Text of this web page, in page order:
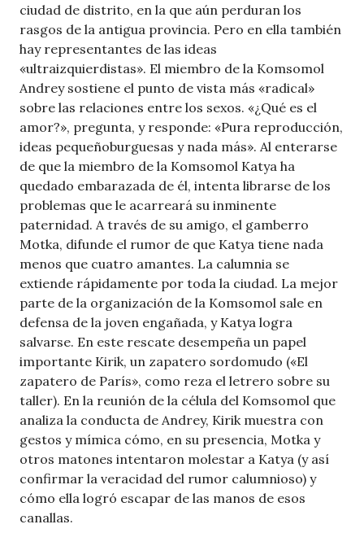
ciudad de distrito, en la que aún perduran los
rasgos de la antigua provincia. Pero en ella también
hay representantes de las ideas
«ultraizquierdistas». El miembro de la Komsomol
Andrey sostiene el punto de vista más «radical»
sobre las relaciones entre los sexos. «¿Qué es el
amor?», pregunta, y responde: «Pura reproducción,
ideas pequeñoburguesas y nada más». Al enterarse
de que la miembro de la Komsomol Katya ha
quedado embarazada de él, intenta librarse de los
problemas que le acarreará su inminente
paternidad. A través de su amigo, el gamberro
Motka, difunde el rumor de que Katya tiene nada
menos que cuatro amantes. La calumnia se
extiende rápidamente por toda la ciudad. La mejor
parte de la organización de la Komsomol sale en
defensa de la joven engañada, y Katya logra
salvarse. En este rescate desempeña un papel
importante Kirik, un zapatero sordomudo («El
zapatero de París», como reza el letrero sobre su
taller). En la reunión de la célula del Komsomol que
analiza la conducta de Andrey, Kirik muestra con
gestos y mímica cómo, en su presencia, Motka y
otros matones intentaron molestar a Katya (y así
confirmar la veracidad del rumor calumnioso) y
cómo ella logró escapar de las manos de esos
canallas.